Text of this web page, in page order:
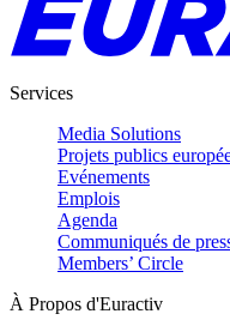
Services
Media Solutions
Projets publics
Evénements
Emplois
Agenda
Communiqués de
Members’ Circle
À Propos d'Euractiv